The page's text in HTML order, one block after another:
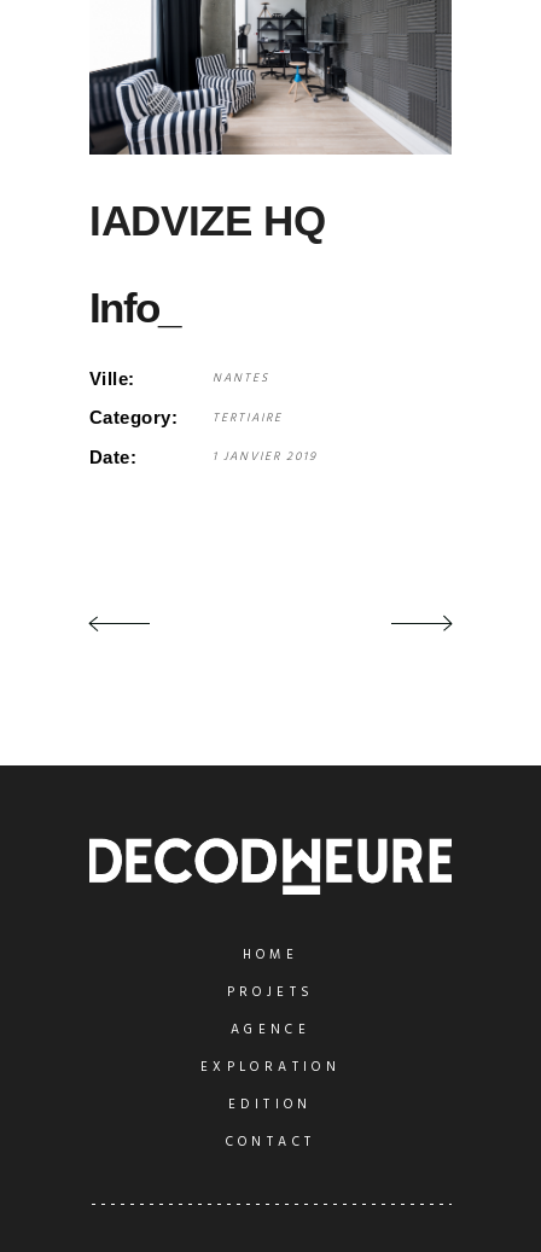
IADVIZE HQ
Info_
Ville: NANTES
Category: TERTIAIRE
Date: 1 JANVIER 2019
HOME
PROJETS
AGENCE
EXPLORATION
EDITION
CONTACT